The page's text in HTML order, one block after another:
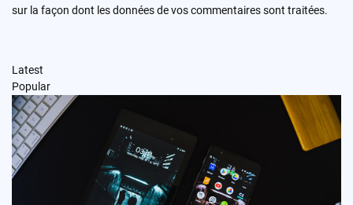
sur la façon dont les données de vos commentaires sont traitées.
Latest
Popular